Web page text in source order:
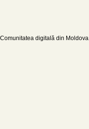
Comunitatea digitală din